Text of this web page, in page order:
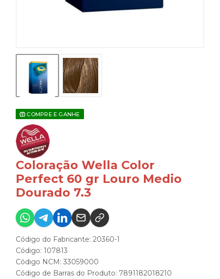
COMPRE E GANHE
Coloração Wella Color
Perfect 60 gr Louro Medio
Dourado 7.3
Código do Fabricante: 20360-1
Código: 107813
Código NCM: 33059000
Código de Barras do Produto: 7891182018210